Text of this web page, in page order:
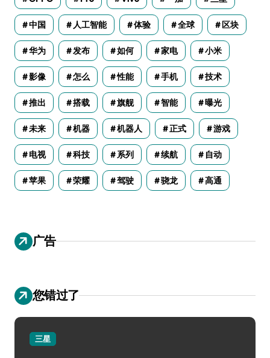
中国 人工智能 体验 全球 区块
华为 发布 如何 家电 小米
影像 怎么 性能 手机 技术
推出 搭载 旗舰 智能 曝光
未来 机器 机器人 正式 游戏
电视 科技 系列 续航 自动
苹果 荣耀 驾驶 骁龙 高通
广告
您错过了
三星